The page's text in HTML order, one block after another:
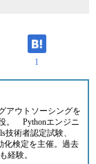
1
アウトソーシングを
。
Pythonエンジニ
技術者認定試験、
化検定を主催。過去
経験。